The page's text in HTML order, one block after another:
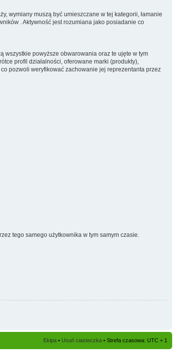
wymiany muszą być umieszczane w tej kategorii, łamanie
. Aktywność jest rozumiana jako posiadanie co
wszystkie powyższe obwarowania oraz te ujęte w tym
profil działalności, oferowane marki (produkty),
pozwoli weryfikować zachowanie jej reprezentanta przez
tego samego użytkownika w tym samym czasie.
Ekipa • Usuń ciasteczka • Strefa czasowa: UTC + 1